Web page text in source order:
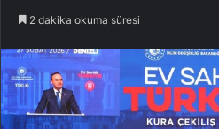
2 dakika okuma süresi